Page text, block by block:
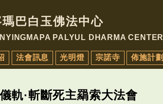
巴白玉佛法中心
PALYUL DHARMA CENTER
法會訊息 光明燈 宗諾寺 佈施計劃
軌·斬斷死主羂索大法會